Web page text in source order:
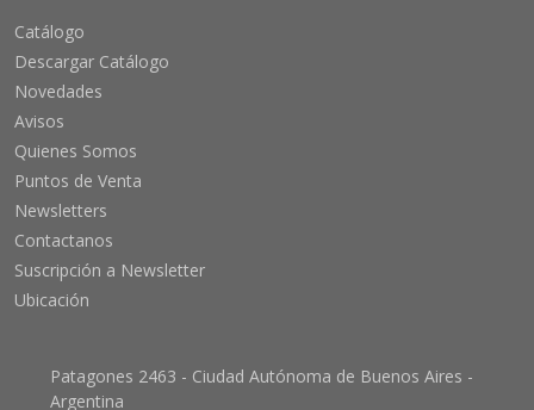
Catálogo
Descargar Catálogo
Novedades
Avisos
Quienes Somos
Puntos de Venta
Newsletters
Contactanos
Suscripción a Newsletter
Ubicación
Patagones 2463 - Ciudad Autónoma de Buenos Aires -
Argentina